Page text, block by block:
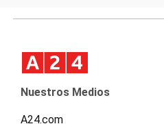
Nuestros Medios
A24.com